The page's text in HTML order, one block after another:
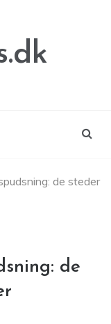
de steder
de